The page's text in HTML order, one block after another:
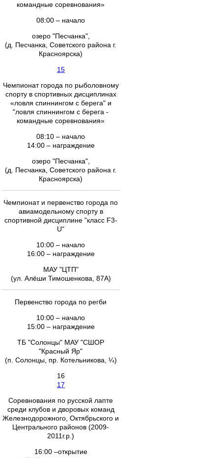
командные соревнования»
08:00 – начало
озеро "Песчанка",
(д. Песчанка, Советского района г.
Красноярска)
15
Чемпионат города по рыболовному
спорту в спортивных дисциплинах
«ловля спиннингом с берега" и
"ловля спиннингом с берега -
командные соревнования»
08:10 – начало
14:00 – награждение
озеро "Песчанка",
(д. Песчанка, Советского района г.
Красноярска)
Чемпионат и первенство города по
авиамодельному спорту в
спортивной дисциплине "класс F3-
U"
10:00 – начало
16:00 – награждение
МАУ "ЦТП"
(ул. Алёши Тимошенкова, 87А)
Первенство города по регби
10:00 – начало
15:00 – награждение
ТБ "Солонцы" МАУ "СШОР
"Красный Яр"
(п. Солонцы, пр. Котельникова, ¼)
16
17
Соревнования по русской лапте
среди клубов и дворовых команд
Железнодорожного, Октябрьского и
Центрального районов (2009-
2011г.р.)
16:00 –открытие